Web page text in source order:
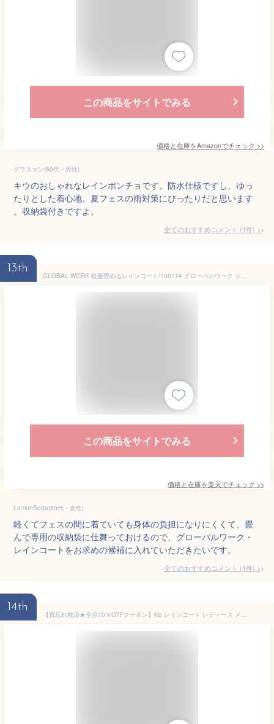
この商品をサイトでみる
価格と在庫をAmazonでチェック >>
グラスマン(60代・男性)
キウのおしゃれなレインポンチョです。防水仕様ですし、ゆっ
たりとした着心地。夏フェスの雨対策にぴったりだと思います
。収納袋付きですよ。
全てのおすすめコメント (1件) >
13th
GLOBAL WORK 軽量畳めるレインコート/108774 グローバルワーク ジャケット・アウター レインコート ブラック ベージュ【送料無料】
この商品をサイトでみる
価格と在庫を楽天でチェック >>
LemonSoda(50代・女性)
軽くてフェスの間に着ていても身体の負担になりにくくて、畳
んで専用の収納袋に仕舞っておけるので、グローバルワーク・
レインコートをお求めの候補に入れていただきたいです。
全てのおすすめコメント (1件) >
14th
【買忘れ救済★全品10％OFFクーポン】kiu レインコート レディース メンズ ポンチョ レインポンチョ 撥水 はっ水 リフレクター パッカブル リュック対応 カッパ 合羽 自転車 アウトドア キウ RAIN PONCHO DAYLY 2ND レインウェア かわいい ポイント消化 母の日 P11